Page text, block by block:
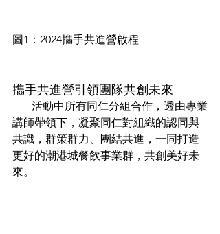
圖1：2024㩦手共進營啟程
㩦手共進營引領團隊共創未來
講師帶領下，凝聚同仁對組織的認同與
共識，群策群力、團結共進，一同打造
更好的潮港城餐飲事業群，共創美好未
來。